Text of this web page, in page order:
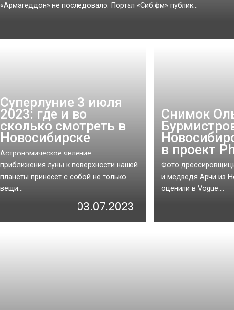
«Армагеддон» не последовало. Портал «Сиб.фм» публик...
Суперлуние 3 июля
2023: где и во
сколько смотреть в
Новосибирске
Астрономическое явление
приближения луны к поверхности нашей
планеты принесёт с собой не только
вещи...
03.07.2023
Снимок
в проект
Фото
и медведя Арчи из
оценили в Vogue....